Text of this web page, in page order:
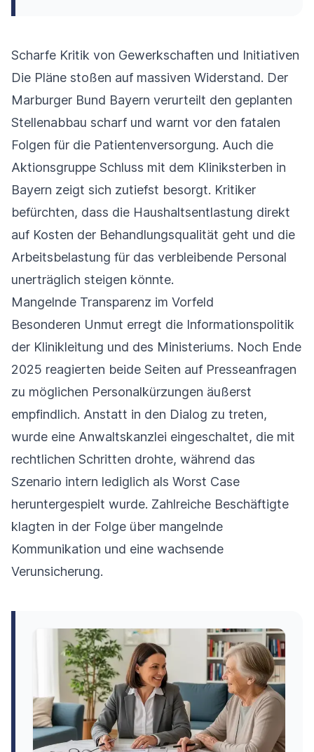
Scharfe Kritik von Gewerkschaften und Initiativen
Die Pläne stoßen auf massiven Widerstand. Der
Marburger Bund Bayern verurteilt den geplanten
Stellenabbau scharf und warnt vor den fatalen
Folgen für die Patientenversorgung. Auch die
Aktionsgruppe Schluss mit dem Kliniksterben in
Bayern zeigt sich zutiefst besorgt. Kritiker
befürchten, dass die Haushaltsentlastung direkt
auf Kosten der Behandlungsqualität geht und die
Arbeitsbelastung für das verbleibende Personal
unerträglich steigen könnte.
Mangelnde Transparenz im Vorfeld
Besonderen Unmut erregt die Informationspolitik
der Klinikleitung und des Ministeriums. Noch Ende
2025 reagierten beide Seiten auf Presseanfragen
zu möglichen Personalkürzungen äußerst
empfindlich. Anstatt in den Dialog zu treten,
wurde eine Anwaltskanzlei eingeschaltet, die mit
rechtlichen Schritten drohte, während das
Szenario intern lediglich als Worst Case
heruntergespielt wurde. Zahlreiche Beschäftigte
klagten in der Folge über mangelnde
Kommunikation und eine wachsende
Verunsicherung.